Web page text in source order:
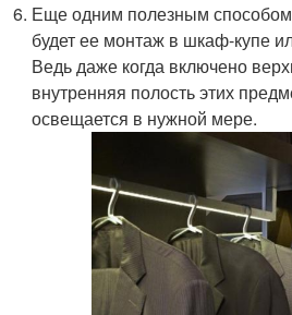
Еще одним полезным
будет ее монтаж в шкаф-купе
Ведь даже когда включено
внутренняя полость этих
освещается в нужной мере.